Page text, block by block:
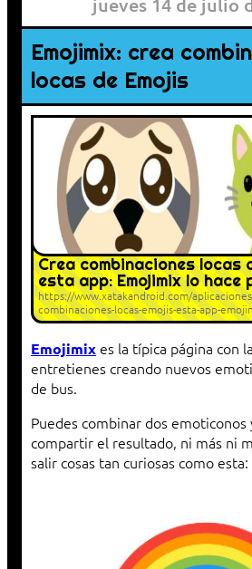
Emojimix: crea
locas de Emojis
Crea combinaciones locas
esta app: Emojimix lo hace
https://www.xatakandroid.com/
combinaciones-locas-emojis-esta-app-
Emojimix es la típica página con
entretienes creando nuevos
de bus.
Puedes combinar dos emoticonos
compartir el resultado, ni más ni
salir cosas tan curiosas como esta: